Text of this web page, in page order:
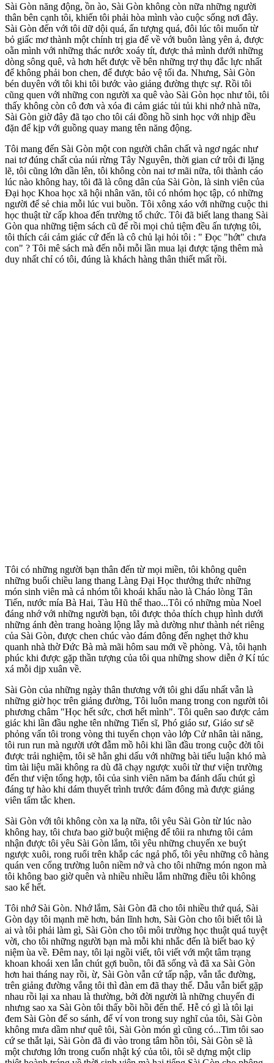
Sài Gòn năng động, ồn ào, Sài Gòn không còn nữa những người
thân bên cạnh tôi, khiến tôi phải hòa mình vào cuộc sống nơi đây.
Sài Gòn đến với tôi dữ dội quá, ấn tượng quá, đôi lúc tôi muốn từ
bỏ giấc mơ thành một chính trị gia để về với buôn làng yên ả, được
oằn mình với những thác nước xoáy tít, được thả mình dưới những
dòng sông quê, và hơn hết được về bên những trợ thụ đắc lực nhất
để không phải bon chen, để được bảo vệ tối đa. Nhưng, Sài Gòn
bén duyên với tôi khi tôi bước vào giảng đường thực sự. Rồi tôi
cũng quen với những con người xa quê vào Sài Gòn học như tôi, tôi
thấy không còn cô đơn và xóa đi cảm giác tủi tủi khi nhớ nhà nữa,
Sài Gòn giờ đây đã tạo cho tôi cái đồng hồ sinh học với nhịp đều
đặn để kịp với guồng quay mang tên năng động.
Tôi mang đến Sài Gòn một con người chân chất và ngơ ngác như
nai tơ đúng chất của núi rừng Tây Nguyên, thời gian cứ trôi đi lặng
lẽ, tôi cũng lớn dần lên, tôi không còn nai tơ mãi nữa, tôi thành cáo
lúc nào không hay, tôi đã là công dân của Sài Gòn, là sinh viên của
Đại học Khoa học xã hội nhân văn, tôi có nhóm học tập, có những
người để sẻ chia mỗi lúc vui buồn. Tôi xông xáo với những cuộc thi
học thuật từ cấp khoa đến trường tổ chức. Tôi đã biết lang thang Sài
Gòn qua những tiệm sách cũ để rồi mọi chủ tiệm đều ấn tượng tôi,
tôi thích cái cảm giác cứ đến là cô chủ lại hỏi tôi : " Đọc "hớt" chưa
con" ? Tôi mê sách mà đến nỗi mỗi lần mua lại được tặng thêm mà
duy nhất chỉ có tôi, đúng là khách hàng thân thiết mất rồi.
Tôi có những người bạn thân đến từ mọi miền, tôi không quên
những buổi chiều lang thang Làng Đại Học thưởng thức những
món sinh viên mà cả nhóm tôi khoái khẩu nào là Cháo lòng Tân
Tiến, nước mía Bà Hai, Tàu Hũ thể thao...Tôi có những mùa Noel
đáng nhớ với những người bạn, tôi được thỏa thích chụp hình dưới
những ánh đèn trang hoàng lộng lẫy mà dường như thành nét riêng
của Sài Gòn, được chen chúc vào đám đông đến nghẹt thở khu
quanh nhà thờ Đức Bà mà mãi hôm sau mới về phòng. Và, tôi hạnh
phúc khi được gặp thần tượng của tôi qua những show diễn ở Kí túc
xá mỗi dịp xuân về.
Sài Gòn của những ngày thân thương với tôi ghi dấu nhất vẫn là
những giờ học trên giảng đường, Tôi luôn mang trong con người tôi
phương châm "Học hết sức, chơi hết mình". Tôi quên sao được cảm
giác khi lần đầu nghe tên những Tiến sĩ, Phó giáo sư, Giáo sư sẽ
phỏng vấn tôi trong vòng thi tuyển chọn vào lớp Cử nhân tài năng,
tôi run run mà người ướt đẫm mồ hôi khi lần đầu trong cuộc đời tôi
được trải nghiệm, tôi sẽ hằn ghi dấu với những bài tiểu luận khó mà
tìm tài liệu mãi không ra dù đã chạy ngược xuôi từ thư viện trường
đến thư viện tổng hợp, tôi của sinh viên năm ba đánh dấu chút gì
đáng tự hào khi dám thuyết trình trước đám đông mà được giảng
viên tấm tắc khen.
Sài Gòn với tôi không còn xa lạ nữa, tôi yêu Sài Gòn từ lúc nào
không hay, tôi chưa bao giờ buột miệng để tôii ra nhưng tôi cảm
nhận được tôi yêu Sài Gòn lắm, tôi yêu những chuyến xe buýt
ngược xuôi, rong ruổi trên khắp các ngả phố, tôi yêu những cô hàng
quán ven cổng trường luôn niềm nở và cho tôi những món ngon mà
tôi không bao giờ quên và nhiều nhiều lắm những điều tôi không
sao kể hết.
Tôi nhớ Sài Gòn. Nhớ lắm, Sài Gòn đã cho tôi nhiều thứ quá, Sài
Gòn dạy tôi mạnh mẽ hơn, bản lĩnh hơn, Sài Gòn cho tôi biết tôi là
ai và tôi phải làm gì, Sài Gòn cho tôi môi trường học thuật quá tuyệt
vời, cho tôi những người bạn mà mỗi khi nhắc đến là biết bao kỷ
niệm ùa về. Đêm nay, tôi lại ngồi viết, tôi viết với một tâm trạng
khoan khoái xen lẫn chút gợi buồn, tôi đã sống và đã xa Sài Gòn
hơn hai tháng nay rồi, ừ, Sài Gòn vẫn cứ tấp nập, vẫn tắc đường,
trên giảng đường vắng tôi thì đàn em đã thay thế. Dẫu vẫn biết gặp
nhau rồi lại xa nhau là thường, bởi đời người là những chuyến đi
nhưng sao xa Sài Gòn tôi thấy bồi hồi đến thế. Hễ có gì là tôi lại
đem Sài Gòn để so sánh, để ví von trong suy nghĩ của tôi, Sài Gòn
không mưa dầm như quê tôi, Sài Gòn món gì cũng có...Tim tôi sao
cứ se thắt lại, Sài Gòn đã đi vào trong tâm hồn tôi, Sài Gòn sẽ là
một chương lớn trong cuốn nhật ký của tôi, tôi sẽ dựng một clip